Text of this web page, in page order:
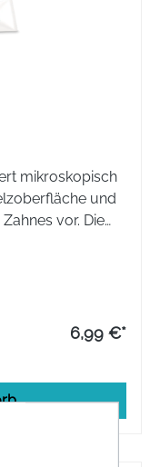
mikroskopisch
und
vor. Die
wird
wird
6,99 €*